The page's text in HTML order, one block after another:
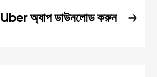
Uber অ্যাপ ডাউনলোড করুন